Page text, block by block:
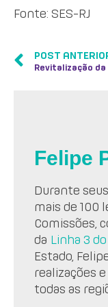
Fonte: SES-RJ
POST
Felipe
Durante
mais de 100
Comissões,
da Linha 3
Estado,
realizações
todas as